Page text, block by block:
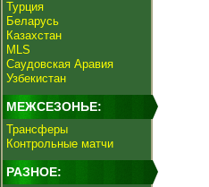
Турция
Беларусь
Казахстан
MLS
Саудовская Аравия
Узбекистан
МЕЖСЕЗОНЬЕ:
Трансферы
Контрольные матчи
РАЗНОЕ: